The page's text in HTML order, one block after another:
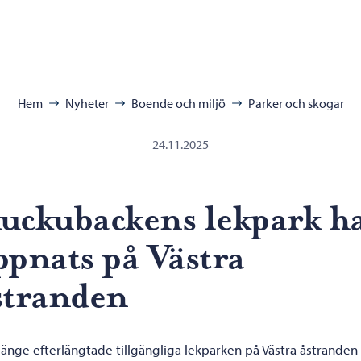
Hem Nyheter Boende och miljö Parker och skogar
24.11.2025
lekpark
på Västra
efterlängtade tillgängliga lekparken på Västra åstranden